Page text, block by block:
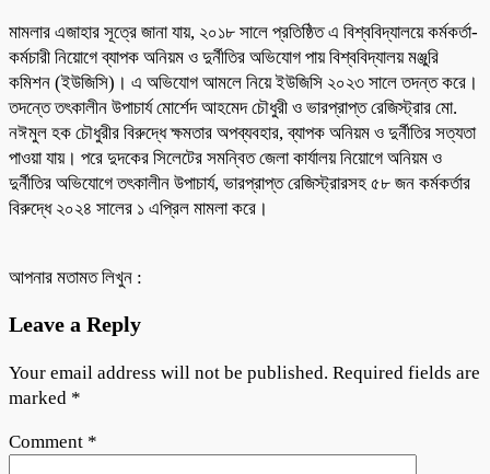
মামলার এজাহার সূত্রে জানা যায়, ২০১৮ সালে প্রতিষ্ঠিত এ বিশ্ববিদ্যালয়ে কর্মকর্তা-
কর্মচারী নিয়োগে ব্যাপক অনিয়ম ও দুর্নীতির অভিযোগ পায় বিশ্ববিদ্যালয় মঞ্জুরি
কমিশন (ইউজিসি)। এ অভিযোগ আমলে নিয়ে ইউজিসি ২০২৩ সালে তদন্ত করে।
তদন্তে তৎকালীন উপাচার্য মোর্শেদ আহমেদ চৌধুরী ও ভারপ্রাপ্ত রেজিস্ট্রার মো.
নঈমুল হক চৌধুরীর বিরুদ্ধে ক্ষমতার অপব্যবহার, ব্যাপক অনিয়ম ও দুর্নীতির সত্যতা
পাওয়া যায়। পরে দুদকের সিলেটের সমন্বিত জেলা কার্যালয় নিয়োগে অনিয়ম ও
দুর্নীতির অভিযোগে তৎকালীন উপাচার্য, ভারপ্রাপ্ত রেজিস্ট্রারসহ ৫৮ জন কর্মকর্তার
বিরুদ্ধে ২০২৪ সালের ১ এপ্রিল মামলা করে।
আপনার মতামত লিখুন :
Leave a Reply
Your email address will not be published. Required fields are
marked *
Comment *